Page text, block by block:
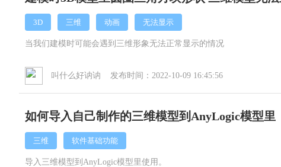
3D 三维 动画 无法显示
当我们建模时可能会遇到三维形象无法正常显示的情况
叫什么好讷讷 发布时间：2022-10-09 16:45:56
如何导入自己制作的三维模型到AnyLogic模型里
三维 软件基础功能
导入三维模型到AnyLogic模型里使用。